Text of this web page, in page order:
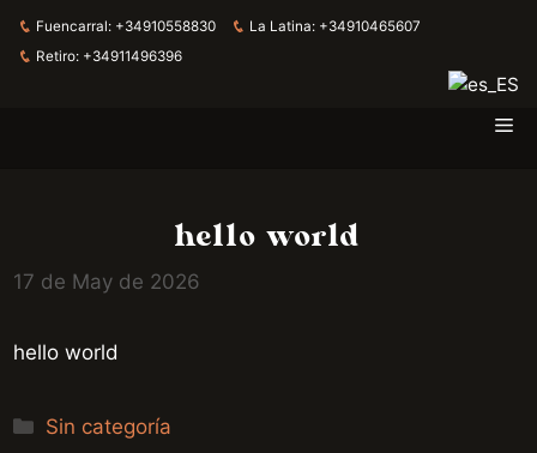
Fuencarral: +34910558830 La Latina: +34910465607
Retiro: +34911496396
hello world
17 de May de 2026
hello world
Categories
Sin categoría